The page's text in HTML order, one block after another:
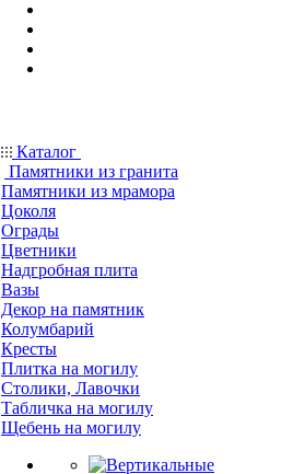
Каталог
Памятники из гранита
Памятники из мрамора
Цоколя
Ограды
Цветники
Надгробная плита
Вазы
Декор на памятник
Колумбарий
Кресты
Плитка на могилу
Столики, Лавочки
Табличка на могилу
Щебень на могилу